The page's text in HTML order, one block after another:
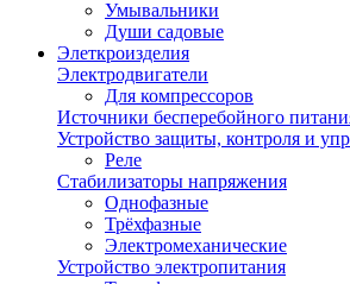
Умывальники
Души садовые
Элеткроизделия
Электродвигатели
Для компрессоров
Источники бесперебойного
Устройство защиты, контроля и
Реле
Стабилизаторы напряжения
Однофазные
Трёхфазные
Электромеханические
Устройство электропитания